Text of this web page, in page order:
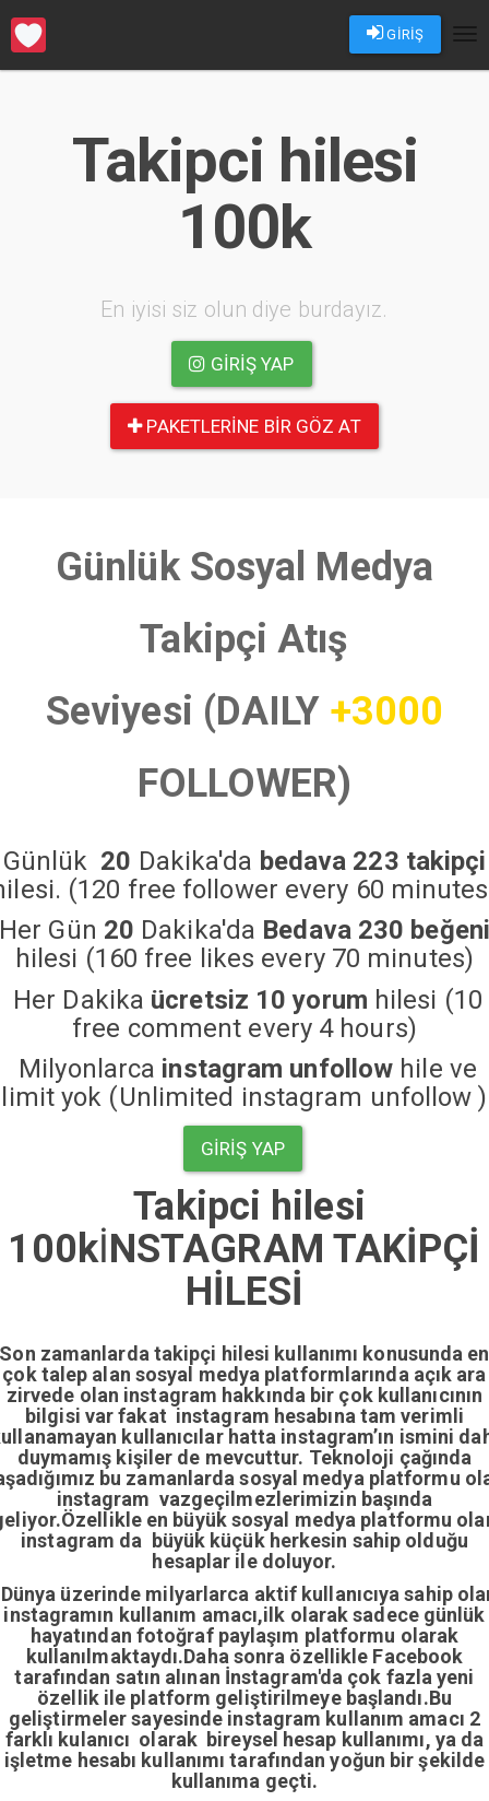
GİRİŞ
Takipci hilesi
100k
En iyisi siz olun diye burdayız.
GIRIŞ YAP
PAKETLERINE BIR GÖZ AT
Günlük Sosyal Medya
Takipçi Atış
Seviyesi (DAILY +3000
FOLLOWER)
Günlük 20 Dakika'da bedava 223 takipçi
(120 free follower every 60
Her Gün 20 Dakika'da Bedava 230 beğeni
hilesi (160 free likes every 70 minutes)
Her Dakika ücretsiz 10 yorum hilesi (10
free comment every 4 hours)
Milyonlarca instagram unfollow hile ve
limit yok (Unlimited instagram unfollow )
GIRIŞ YAP
Takipci hilesi
100kİNSTAGRAM TAKİPÇİ
HİLESİ
Son zamanlarda takipçi hilesi kullanımı konusunda en
çok talep alan sosyal medya platformlarında açık ara
zirvede olan instagram hakkında bir çok kullanıcının
bilgisi var fakat instagram hesabına tam verimli
kullanıcılar hatta instagram’ın ismini
duymamış kişiler de mevcuttur. Teknoloji çağında
bu zamanlarda sosyal medya platformu
instagram vazgeçilmezlerimizin başında
en büyük sosyal medya platformu
instagram da büyük küçük herkesin sahip olduğu
hesaplar ile doluyor.
üzerinde milyarlarca aktif kullanıcıya sahip
instagramın kullanım amacı,ilk olarak sadece günlük
hayatından fotoğraf paylaşım platformu olarak
kullanılmaktaydı.Daha sonra özellikle Facebook
tarafından satın alınan İnstagram'da çok fazla yeni
özellik ile platform geliştirilmeye başlandı.Bu
geliştirmeler sayesinde instagram kullanım amacı 2
farklı kulanıcı olarak bireysel hesap kullanımı, ya da
işletme hesabı kullanımı tarafından yoğun bir şekilde
kullanıma geçti.